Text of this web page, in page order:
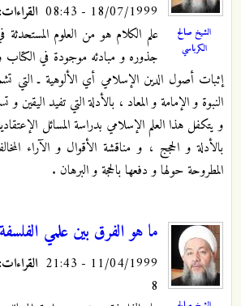
الشيخ صالح
الكرباسي
18/07/1999 - 08:43 القراءات:
علم الكلام هو من العلوم
جذوره و مبادئه موجودة في
إثبات أصول الدين الإسلامي أي الألوهية ـ التي
النبوة و الإمامة و المعاد ، بالأدلة التي تفيد اليقين
و يتكفل هذا العلم الإسلامي بدراسة المسائل
بالأدلة و الحجج ، و مناقشة الأقوال و الآراء
المطروحة حولها و دفعها بالحجة و البرهان .
ما هو الفرق بين علمي
11/04/1999 - 21:43 القراءات:
8